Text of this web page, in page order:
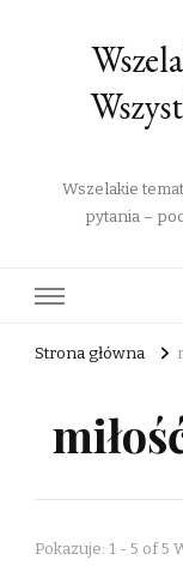
Wszelakie
pytania –
Strona główna
Pokazuje: 1 - 5 of 5